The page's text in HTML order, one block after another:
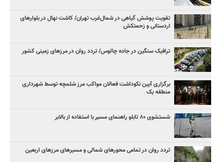
تقویت پوشش گیاهی در شمال‌غرب تهران/ کاشت نهال در بلوارهای
اردستانی و زحمتکش
ترافیک سنگین در جاده چالوس/ تردد روان در مرزهای زمینی کشور
برگزاری آیین نکوداشت فعالان مواکب مرز شلمچه توسط شهرداری
منطقه یک
شستشوی ۸۰ تابلو راهنمای مسیر با استفاده از بالابر
تردد روان در تمامی محورهای شمالی و مسیرهای مرزهای اربعین